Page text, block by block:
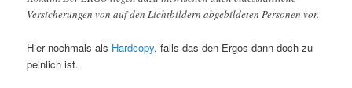
Versicherungen von auf den Lichtbildern abgebildeten Personen vor.
Hier nochmals als Hardcopy, falls das den Ergos dann doch zu
peinlich ist.